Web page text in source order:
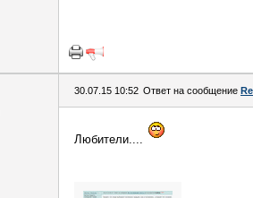
30.07.15 10:52 Ответ на сообщение
Любители....